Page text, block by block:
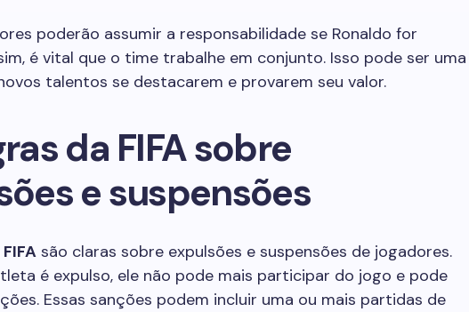
poderão assumir a responsabilidade se Ronaldo for
é vital que o time trabalhe em conjunto. Isso pode ser uma
talentos se destacarem e provarem seu valor.
da FIFA sobre
e suspensões
são claras sobre expulsões e suspensões de jogadores.
é expulso, ele não pode mais participar do jogo e pode
Essas sanções podem incluir uma ou mais partidas de